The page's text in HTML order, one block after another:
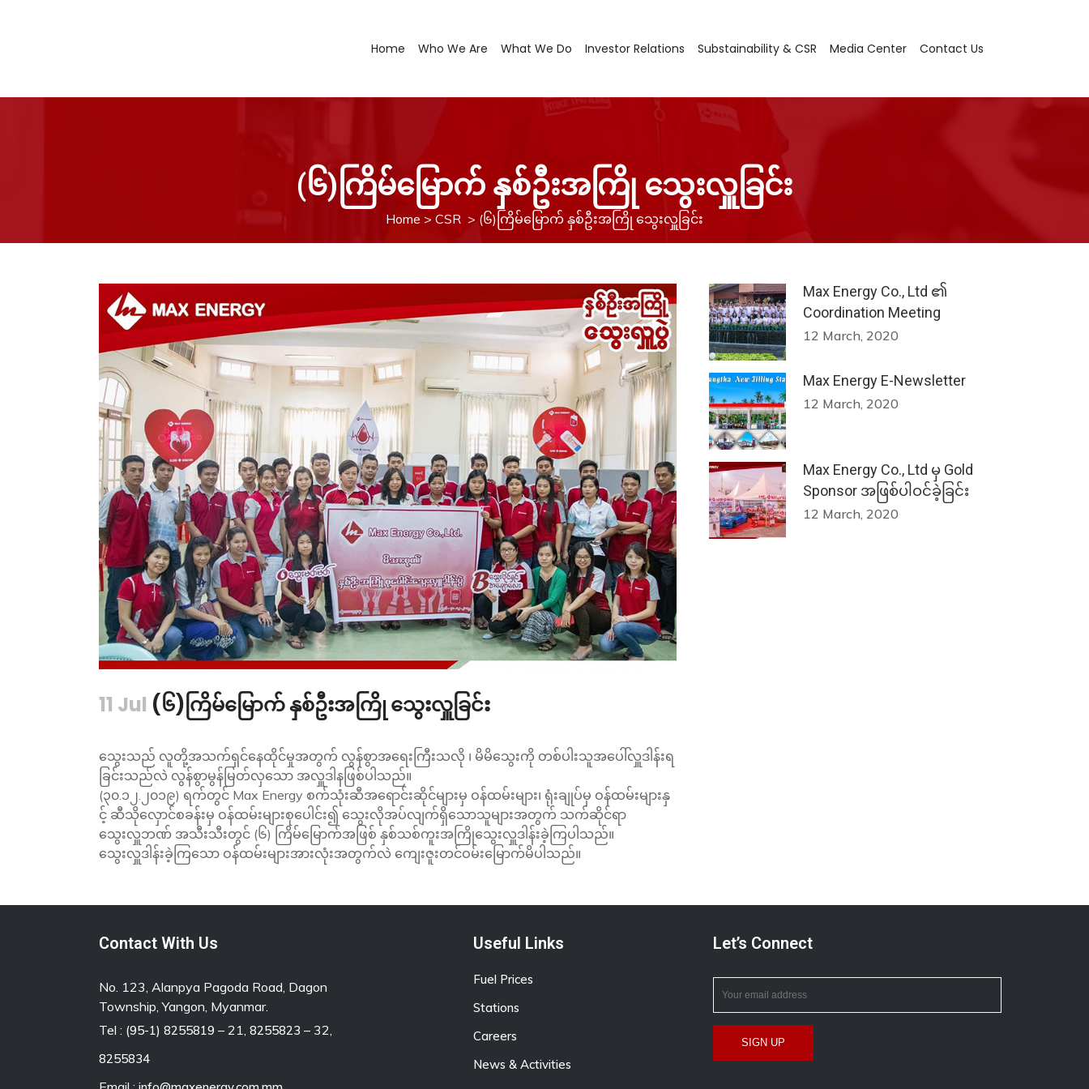
Home Who We Are What We Do
Corporate Credit Sales
Wholesales
Promotion
Location
Max Service Co., Ltd.
Max Logistic Co., Ltd.
Investor Relations Substainability & CSR Media Center
Reports
Contact Us
(၆)ကြိမ်မြောက် နှစ်ဦးအကြို သွေးလှူခြင်း
Home > CSR > (၆)ကြိမ်မြောက် နှစ်ဦးအကြို သွေးလှူခြင်း
11 Jul (၆)ကြိမ်မြောက် နှစ်ဦးအကြို သွေးလှူခြင်း
သွေးသည် လူတို့အသက်ရှင်နေထိုင်မှုအတွက် လွန်စွာအရေးကြီးသလို ၊ မိမိသွေးကို တစ်ပါးသူအပေါ်လှူဒါန်းရ
ခြင်းသည်လဲ လွန်စွာမွန်မြတ်လှသော အလှူဒါနဖြစ်ပါသည်။
(၃၀.၁၂.၂၀၁၉) ရက်တွင် Max Energy စက်သုံးဆီအရောင်းဆိုင်များမှ ဝန်ထမ်းများ၊ ရုံးချုပ်မှ ဝန်ထမ်းများနှ
င့် ဆီသိုလှောင်စခန်းမှ ဝန်ထမ်းများစုပေါင်း၍ သွေးလိုအပ်လျက်ရှိသောသူများအတွက် သက်ဆိုင်ရာ
သွေးလှူဘဏ် အသီးသီးတွင် (၆) ကြိမ်မြောက်အဖြစ် နှစ်သစ်ကူးအကြိုသွေးလှူဒါန်းခဲ့ကြပါသည်။
သွေးလှူဒါန်းခဲ့ကြသော ဝန်ထမ်းများအားလုံးအတွက်လဲ ကျေးဇူးတင်ဝမ်းမြောက်မိပါသည်။
Max Energy Co., Ltd ၏
Coordination Meeting
12 March, 2020
Max Energy E-Newsletter
12 March, 2020
Max Energy Co., Ltd မှ Gold
Sponsor အဖြစ်ပါဝင်ခဲ့ခြင်း
12 March, 2020
Contact With Us
No. 123, Alanpya Pagoda Road, Dagon
Township, Yangon, Myanmar.
Tel : (95-1) 8255819 – 21, 8255823 – 32,
8255834
Useful Links
Fuel Prices
Stations
Careers
News & Activities
Let’s Connect